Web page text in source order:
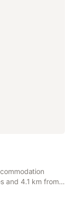
and 4.1 km from
access to a